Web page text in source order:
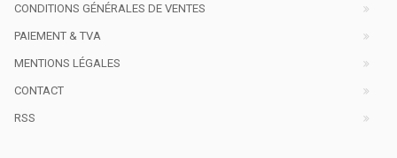
CONDITIONS GÉNÉRALES DE VENTES
PAIEMENT & TVA
MENTIONS LÉGALES
CONTACT
RSS